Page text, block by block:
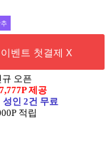
벤트 첫결제 X
오픈
제공
인 2건 무료
적립